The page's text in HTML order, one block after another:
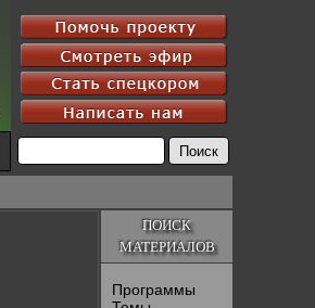
ПОИСК
МАТЕРИАЛОВ
Программы